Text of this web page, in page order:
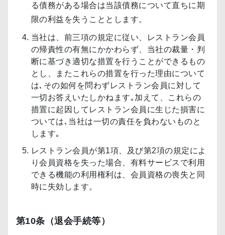
る債務がある場合は当該債務について直ちに期
限の利益を失うこととします。
当社は、前三項の規定に従い、レストラン会員
の帰責性の有無にかかわらず、当社の裁量・判
断に基づき適切な措置を行うことができるもの
とし、またこれらの措置を行った理由について
は､その如何を問わずレストラン会員に対して
一切お答えいたしかねます｡加えて、これらの
措置に起因してレストラン会員に生じた損害に
ついては､当社は一切の責任を負わないものと
します｡
レストラン会員が第1項、及び第2項の規定によ
り会員資格を失った場合、有料サービスで利用
できる機能の利用権利は、会員資格の喪失と同
時に失効します。
第10条（退会手続等）